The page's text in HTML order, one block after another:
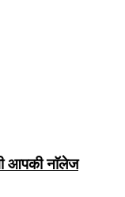
आपकी नाॅलेज